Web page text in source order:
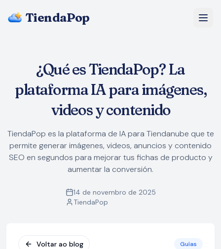
TiendaPop
Perguntas Frequentes
Começar grátis
¿Qué es TiendaPop? La
plataforma IA para imágenes,
videos y contenido
TiendaPop es la plataforma de IA para Tiendanube que te
permite generar imágenes, videos, anuncios y contenido
SEO en segundos para mejorar tus fichas de producto y
aumentar la conversión.
14 de novembro de 2025
TiendaPop
Voltar ao blog Guías